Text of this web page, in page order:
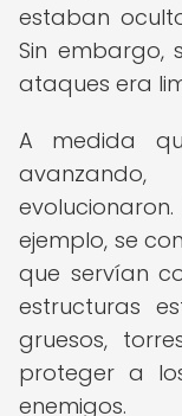
estaban
Sin embargo,
ataques era
A medida
ejemplo, se
que servían
estructuras
gruesos,
proteger a
enemigos.